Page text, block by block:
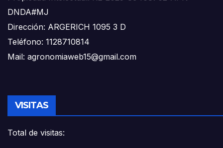
DNDA#MJ
Dirección: ARGERICH 1095 3 D
Teléfono: 1128710814
Mail: agronomiaweb15@gmail.com
VISITAS
Total de visitas: